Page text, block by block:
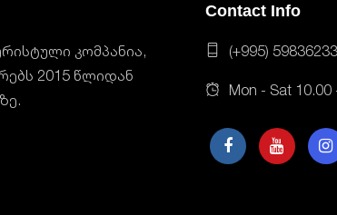
კომპანია,
2015 წლიდან
Contact Info
(+995)
Mon - Sat 10.00